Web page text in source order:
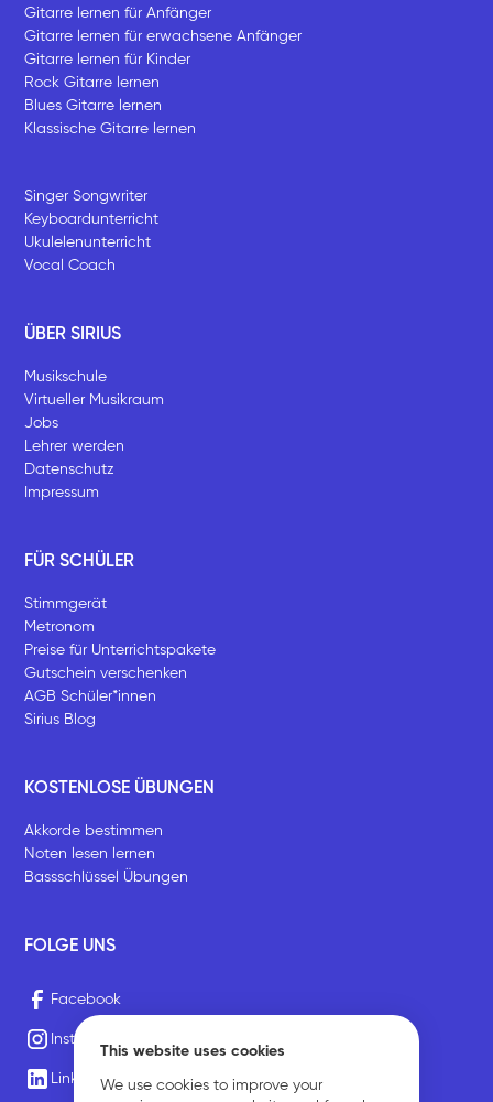
This website uses cookies
We use cookies to improve your
Gitarre lernen für Anfänger
Gitarre lernen für erwachsene Anfänger
Gitarre lernen für Kinder
Rock Gitarre lernen
Blues Gitarre lernen
Klassische Gitarre lernen
Singer Songwriter
Keyboardunterricht
Ukulelenunterricht
Vocal Coach
ÜBER SIRIUS
Musikschule
Virtueller Musikraum
Jobs
Lehrer werden
Datenschutz
Impressum
FÜR SCHÜLER
Stimmgerät
Metronom
Preise für Unterrichtspakete
Gutschein verschenken
AGB Schüler*innen
Sirius Blog
KOSTENLOSE ÜBUNGEN
Akkorde bestimmen
Noten lesen lernen
Bassschlüssel Übungen
FOLGE UNS
Facebook
Instagram
LinkedIn